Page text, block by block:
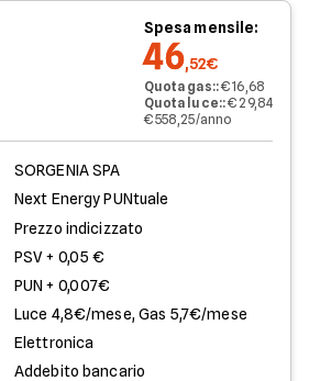
Spesa mensile:
46,52€
Quota gas::€ 16,68
Quota luce::€ 29,84
€ 558,25/anno
SORGENIA SPA
Next Energy PUNtuale
Prezzo indicizzato
PSV + 0,05 €
PUN + 0,007€
Luce 4,8€/mese, Gas 5,7€/mese
Elettronica
Addebito bancario